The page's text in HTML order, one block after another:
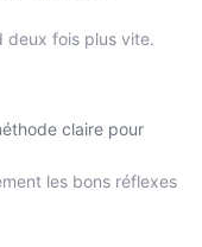
deux fois plus vite.
claire pour
les bons réflexes